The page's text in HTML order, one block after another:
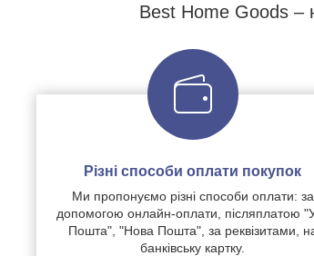
Best Home Goods –
Різні способи оплати покупок
Ми пропонуємо різні способи оплати: за
допомогою онлайн-оплати, післяплатою
Пошта", "Нова Пошта", за реквізитами,
банківську картку.